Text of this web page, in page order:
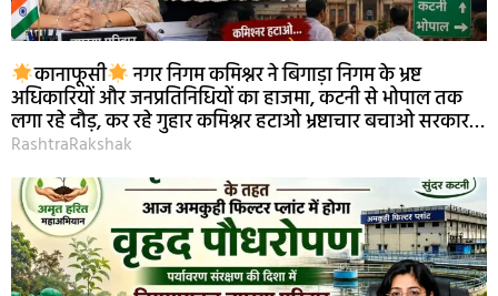
कानाफूसी नगर निगम कमिश्नर ने बिगाड़ा निगम के भ्रष्ट
अधिकारियों और जनप्रतिनिधियों का हाजमा, कटनी से भोपाल तक
लगा रहे दौड़, कर रहे गुहार कमिश्नर हटाओ भ्रष्टाचार बचाओ सरकार…
RashtraRakshak